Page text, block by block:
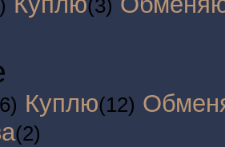
(3)
Куплю(12)
(2)